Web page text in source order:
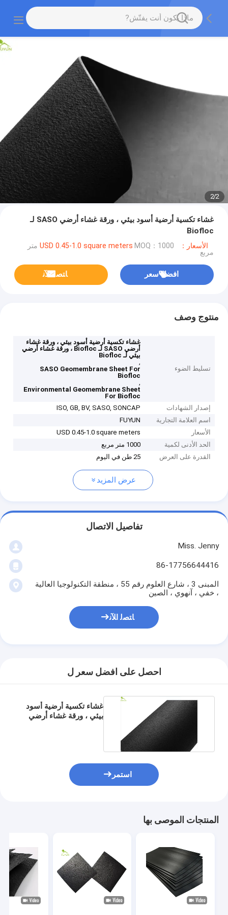
2
/
2
غشاء تكسية أرضية أسود بيئي ، ورقة غشاء أرضي SASO لـ
Biofloc
الأسعار：USD 0.45-1.0 square meters MOQ：1000 متر
مربع
افضل سعر ﺎﺘﺼﻟ ﺍﻶﻧ
منتوج وصف
تسليط الضوء
غشاء تكسية أرضية أسود بيئي ، ورقة غشاء
أرضي SASO لـ Biofloc ، ورقة غشاء أرضي
بيئي لـ Biofloc
,
SASO Geomembrane Sheet For
Biofloc
,
Environmental Geomembrane Sheet
For Biofloc
إصدار الشهادات
ISO, GB, BV, SASO, SONCAP
اسم العلامة التجارية
FUYUN
الأسعار
USD 0.45-1.0 square meters
الحد الأدنى لكمية
1000 متر مربع
القدرة على العرض
25 طن في اليوم
عرض المزيد
تفاصيل الاتصال
Miss. Jenny
86-17756644416
المبنى 3 ، شارع العلوم رقم 55 ، منطقة التكنولوجيا العالية
، خفي ، آنهوي ، الصين
ﺎﺘﺼﻟ ﺍﻶﻧ
احصل على افضل سعر ل
غشاء تكسية أرضية أسود
بيئي ، ورقة غشاء أرضي
استمر
المنتجات الموصى بها